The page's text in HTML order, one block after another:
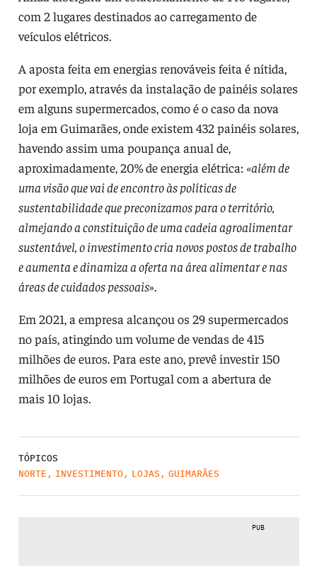
com 2 lugares destinados ao carregamento de
veículos elétricos.
A aposta feita em energias renováveis feita é nítida,
por exemplo, através da instalação de painéis solares
em alguns supermercados, como é o caso da nova
loja em Guimarães, onde existem 432 painéis solares,
havendo assim uma poupança anual de,
aproximadamente, 20% de energia elétrica: «além de
uma visão que vai de encontro às políticas de
sustentabilidade que preconizamos para o território,
almejando a constituição de uma cadeia agroalimentar
sustentável, o investimento cria novos postos de trabalho
e aumenta e dinamiza a oferta na área alimentar e nas
áreas de cuidados pessoais».
Em 2021, a empresa alcançou os 29 supermercados
no país, atingindo um volume de vendas de 415
milhões de euros. Para este ano, prevê investir 150
milhões de euros em Portugal com a abertura de
mais 10 lojas.
TÓPICOS
NORTE , INVESTIMENTO, LOJAS , GUIMARÃES
PUB